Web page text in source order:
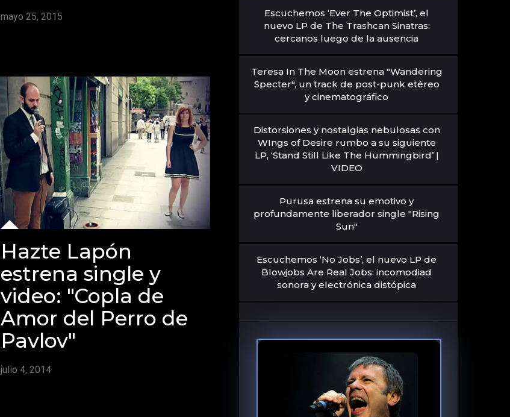
mayo 25, 2015
Hazte Lapón
estrena single y
video: "Copla de
Amor del Perro de
Pavlov"
julio 4, 2014
Escuchemos ‘Ever The Optimist’, el
nuevo LP de The Trashcan Sinatras:
cercanos luego de la ausencia
Teresa In The Moon estrena "Wandering
Specter", un track de post-punk etéreo
y cinematográfico
Distorsiones y nostalgias nebulosas con
WIngs of Desire rumbo a su siguiente
LP, ‘Stand Still Like The Hummingbird’ |
VIDEO
Purusa estrena su emotivo y
profundamente liberador single "Rising
Sun"
Escuchemos ‘No Jobs’, el nuevo LP de
Blowjobs Are Real Jobs: incomodiad
sonora y electrónica distópica